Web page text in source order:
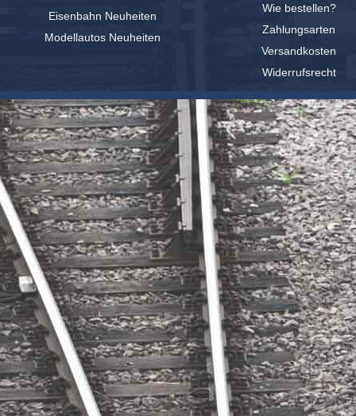
Eisenbahn Neuheiten
Modellautos Neuheiten
Wie bestellen?
Zahlungsarten
Versandkosten
Widerrufsrecht